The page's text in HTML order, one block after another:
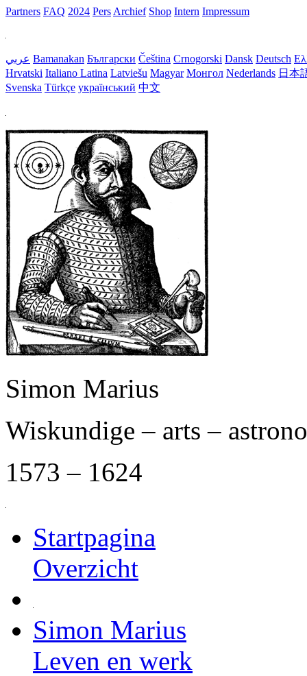
Partners FAQ 2024 Pers Archief Shop Intern Impressum
عربي Bamanakan Български Čeština Crnogorski Dansk Deutsch
Hrvatski Italiano Latina Latviešu Magyar Монгол Nederlands 日本
Svenska Türkçe український 中文
Simon Marius
Wiskundige – arts –
1573 – 1624
Startpagina
Overzicht
Simon Marius
Leven en werk